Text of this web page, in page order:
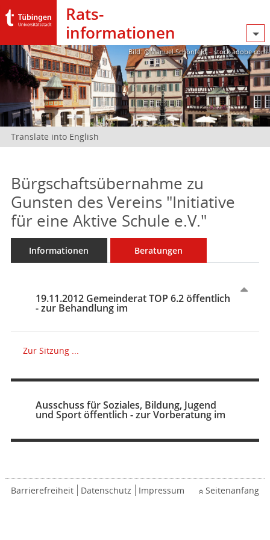
Rats­
informationen
Bild: @Manuel Schönfeld – stock.adobe.com
Translate into English
Bürgschaftsübernahme zu
Gunsten des Vereins "Initiative
für eine Aktive Schule e.V."
Informationen Beratungen
19.11.2012 Gemeinderat TOP 6.2 öffentlich
- zur Behandlung im
Zur Sitzung ...
Ausschuss für Soziales, Bildung, Jugend
und Sport öffentlich - zur Vorberatung im
Barrierefreiheit Datenschutz Impressum Seitenanfang